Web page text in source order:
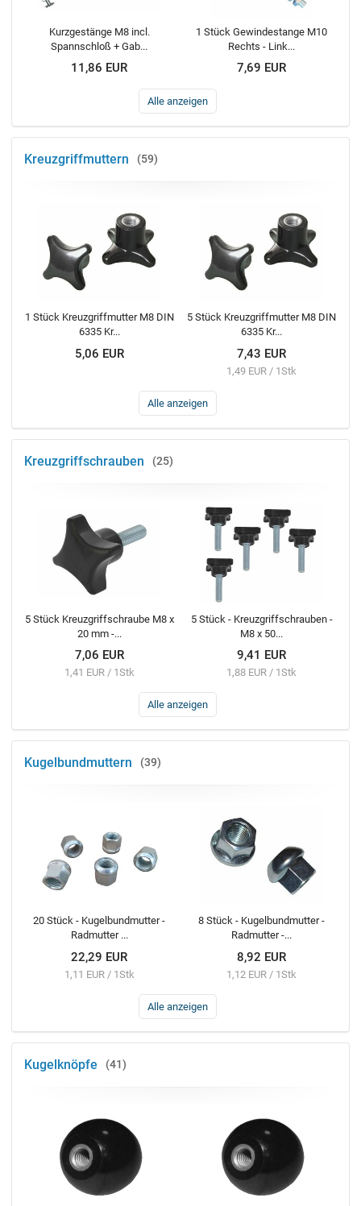
Kurzgestänge M8 incl.
Spannschloß + Gab...
11,86 EUR
1 Stück Gewindestange M10
Rechts - Link...
7,69 EUR
Alle anzeigen
Kreuzgriffmuttern 59
1 Stück Kreuzgriffmutter M8 DIN
6335 Kr...
5,06 EUR
5 Stück Kreuzgriffmutter M8 DIN
6335 Kr...
7,43 EUR
1,49 EUR / 1Stk
Alle anzeigen
Kreuzgriffschrauben 25
5 Stück Kreuzgriffschraube M8 x
20 mm -...
7,06 EUR
1,41 EUR / 1Stk
5 Stück - Kreuzgriffschrauben -
M8 x 50...
9,41 EUR
1,88 EUR / 1Stk
Alle anzeigen
Kugelbundmuttern 39
20 Stück - Kugelbundmutter -
Radmutter ...
22,29 EUR
1,11 EUR / 1Stk
8 Stück - Kugelbundmutter -
Radmutter -...
8,92 EUR
1,12 EUR / 1Stk
Alle anzeigen
Kugelknöpfe 41